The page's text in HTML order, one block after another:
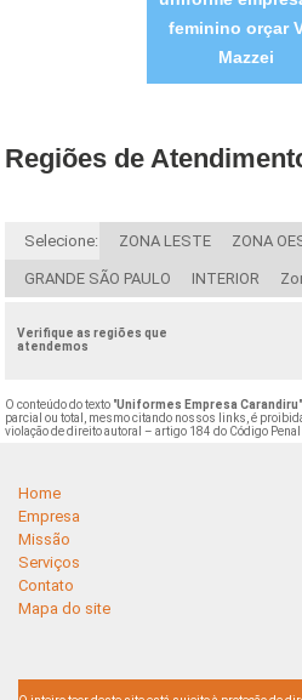
feminino orçar
Mazzei
Regiões de
Selecione: ZONA LESTE ZONA
GRANDE SÃO PAULO INTERIOR
Verifique as regiões que
atendemos
O conteúdo do texto "Uniformes Empresa Carandiru
parcial ou total, mesmo citando nossos links, é
violação de direito autoral – artigo 184 do Código
Home
Empresa
Missão
Serviços
Contato
Mapa do site